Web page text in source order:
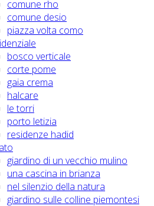
comune rho
comune desio
piazza volta como
bosco verticale
corte pome
gaia crema
halcare
le torri
porto letizia
residenze hadid
giardino di un vecchio mulino
una cascina in brianza
nel silenzio della natura
giardino sulle colline piemontesi